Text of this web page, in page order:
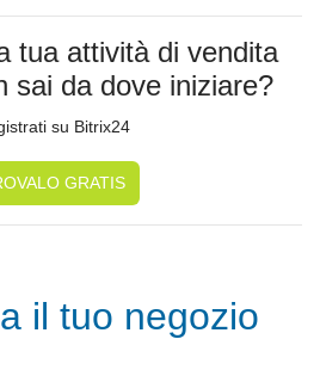
tua attività di vendita
sai da dove iniziare?
su Bitrix24
GRATIS
il tuo negozio